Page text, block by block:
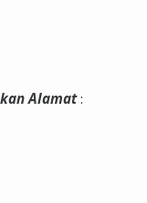
Alamat: